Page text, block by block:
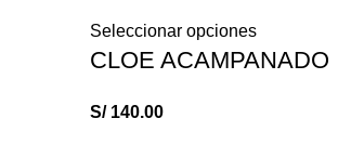
Seleccionar opciones
CLOE ACAMPANADO
S/140.00